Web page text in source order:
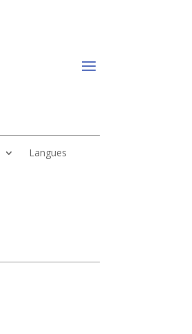
Langues